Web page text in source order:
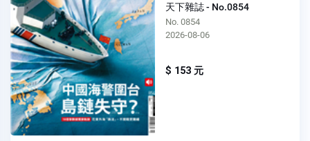
天下雜誌 - No.0854
No. 0854
2026-08-06
$ 153 元